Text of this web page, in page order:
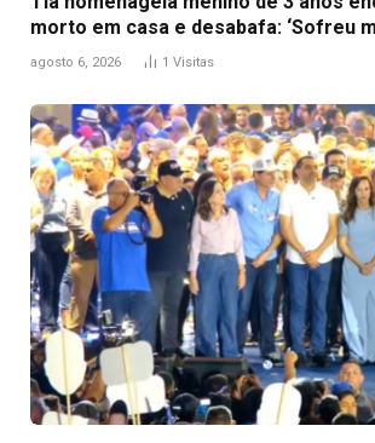
morto em casa e desabafa: ‘Sofreu
agosto 6, 2026 1 Visitas